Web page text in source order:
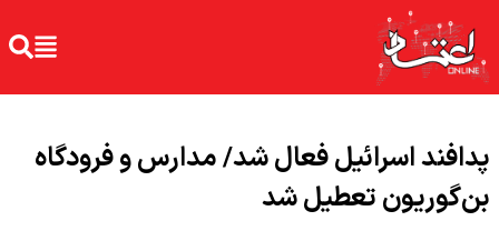
پدافند اسرائیل فعال شد/ مدارس و فرودگاه
بن‌گوریون تعطیل شد